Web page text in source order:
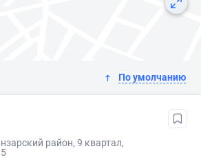
По умолчанию
район, 9 квартал,